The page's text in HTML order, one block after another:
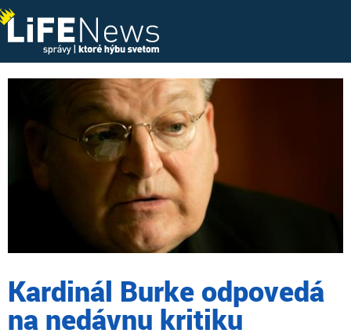
Kardinál Burke odpovedá
na nedávnu kritiku